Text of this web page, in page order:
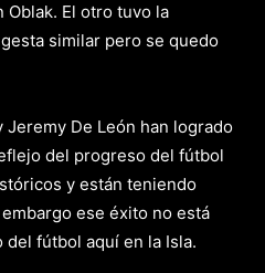
El otro tuvo la
similar pero se quedo
De León han logrado
del progreso del fútbol
y están teniendo
ese éxito no está
fútbol aquí en la Isla.